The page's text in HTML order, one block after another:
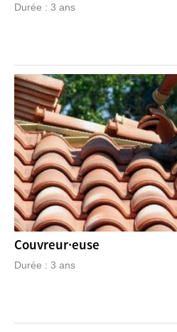
Durée : 3 ans
Couvreur·euse
Durée : 3 ans